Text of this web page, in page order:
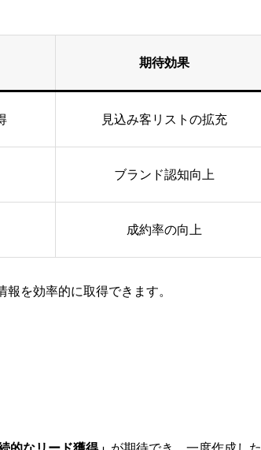
期待効果
見込み客リストの拡充
ブランド認知向上
成約率の向上
を効率的に取得できます。